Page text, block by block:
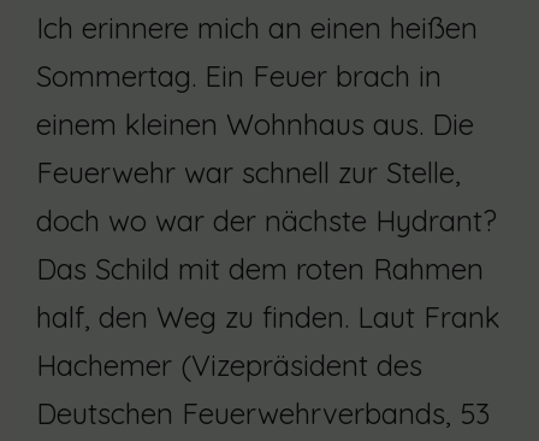
Ich erinnere mich an einen heißen
Sommertag. Ein Feuer brach in
einem kleinen Wohnhaus aus. Die
Feuerwehr war schnell zur Stelle,
doch wo war der nächste Hydrant?
Das Schild mit dem roten Rahmen
half, den Weg zu finden. Laut Frank
Hachemer (Vizepräsident des
Deutschen Feuerwehrverbands, 53